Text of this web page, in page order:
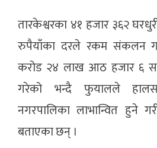
तारकेश्वरका ४१ हजार ३६२
रुपैयाँका दरले रकम संकलन
करोड २४ लाख आठ हजार ६
गरेको भन्दै फुयालले
नगरपालिका लाभान्वित हुने
बताएका छन् ।